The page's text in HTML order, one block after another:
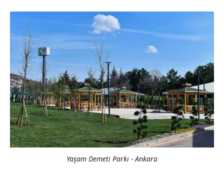
Yaşam Demeti Parkı - Ankara